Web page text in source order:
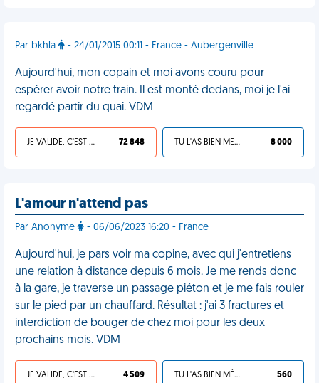
Par bkhla - 24/01/2015 00:11 - France - Aubergenville
Aujourd'hui, mon copain et moi avons couru pour
espérer avoir notre train. Il est monté dedans, moi je l'ai
regardé partir du quai. VDM
JE VALIDE, C'EST UNE VDM 72 848 TU L'AS BIEN MÉRITÉ 8 000
L'amour n'attend pas
Par Anonyme - 06/06/2023 16:20 - France
Aujourd'hui, je pars voir ma copine, avec qui j'entretiens
une relation à distance depuis 6 mois. Je me rends donc
à la gare, je traverse un passage piéton et je me fais rouler
sur le pied par un chauffard. Résultat : j'ai 3 fractures et
interdiction de bouger de chez moi pour les deux
prochains mois. VDM
JE VALIDE, C'EST UNE VDM 4 509 TU L'AS BIEN MÉRITÉ 560